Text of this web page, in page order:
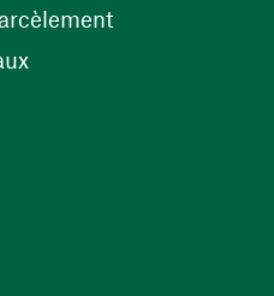
(ouvre une nouvelle
une nouvelle fenêtre)
une nouvelle fenêtre)